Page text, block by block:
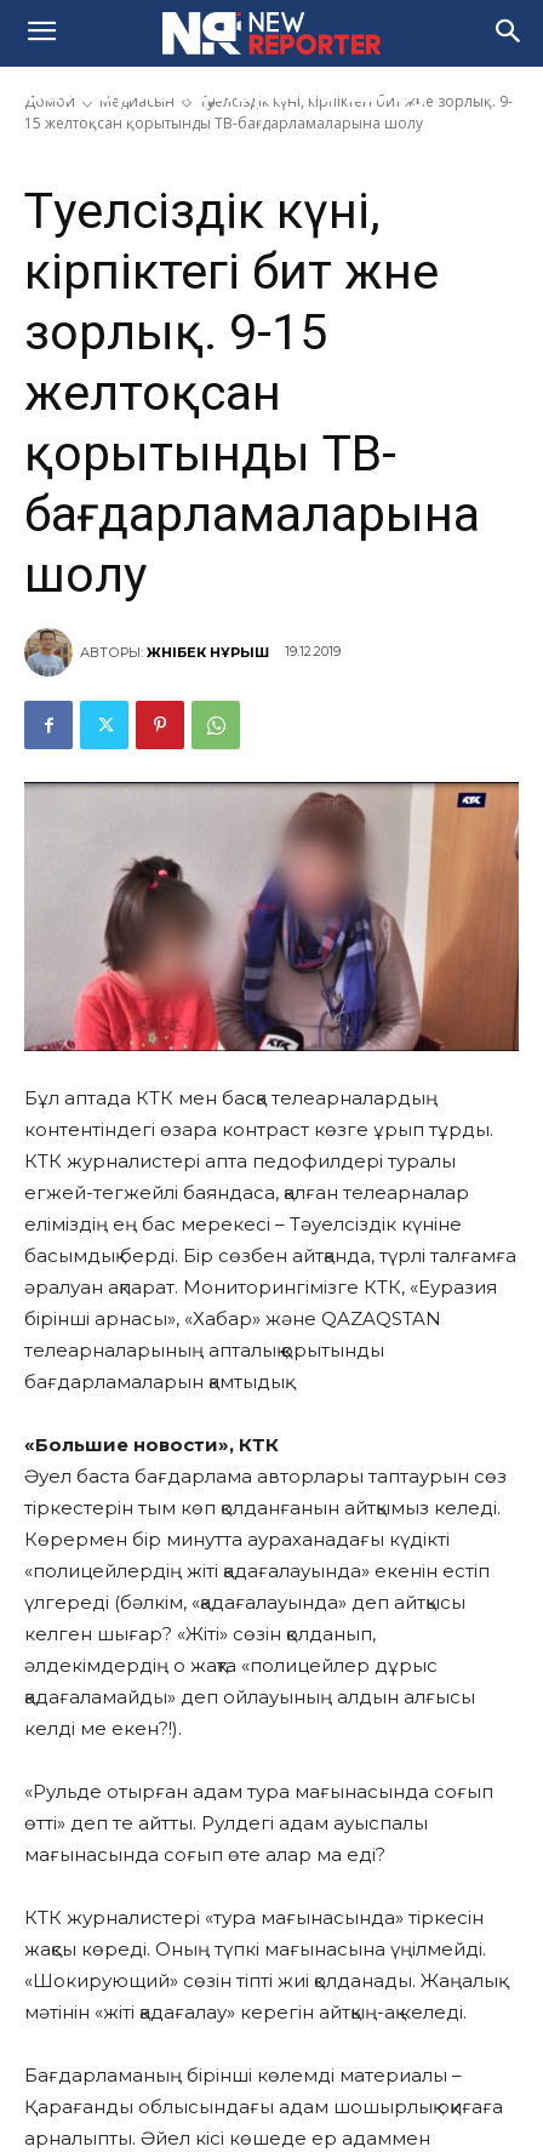
Домой Медиасын
Тәуелсіздік күні, кірпіктегі бит және зорлық. 9-
15 желтоқсан қорытынды ТВ-бағдарламаларына шолу
және зорлық. 9-15 желтоқсан
қорытынды ТВ-
бағдарламаларына шолу
Тәуелсіздік күні,
кірпіктегі бит және
зорлық. 9-15
желтоқсан
қорытынды ТВ-
бағдарламаларына
шолу
АВТОРЫ: ЖӘНІБЕК НҰРЫШ 19.12.2019
Бұл аптада КТК мен басқа телеарналардың
контентіндегі өзара контраст көзге ұрып тұрды.
КТК журналистері апта педофилдері туралы
егжей-тегжейлі баяндаса, қалған телеарналар
еліміздің ең бас мерекесі – Тәуелсіздік күніне
басымдық берді. Бір сөзбен айтқанда, түрлі талғамға
әралуан ақпарат. Мониторингімізге КТК, «Еуразия
бірінші арнасы», «Хабар» және QAZAQSTAN
телеарналарының апталық қорытынды
бағдарламаларын қамтыдық.
«Большие новости», КТК
Әуел баста бағдарлама авторлары таптаурын сөз
тіркестерін тым көп қолданғанын айтқымыз келеді.
Көрермен бір минутта аураханадағы күдікті
«полицейлердің жіті қадағалауында» екенін естіп
үлгереді (бәлкім, «қадағалауында» деп айтқысы
келген шығар? «Жіті» сөзін қолданып,
әлдекімдердің о жақта «полицейлер дұрыс
қадағаламайды» деп ойлауының алдын алғысы
келді ме екен?!).
«Рульде отырған адам тура мағынасында соғып
өтті» деп те айтты. Рулдегі адам ауыспалы
мағынасында соғып өте алар ма еді?
КТК журналистері «тура мағынасында» тіркесін
жақсы көреді. Оның түпкі мағынасына үңілмейді.
«Шокирующий» сөзін тіпті жиі қолданады. Жаңалық
мәтінін «жіті қадағалау» керегін айтқың-ақ келеді.
Бағдарламаның бірінші көлемді материалы –
Қарағанды облысындағы адам шошырлық оқиғаға
арналыпты. Әйел кісі көшеде ер адаммен